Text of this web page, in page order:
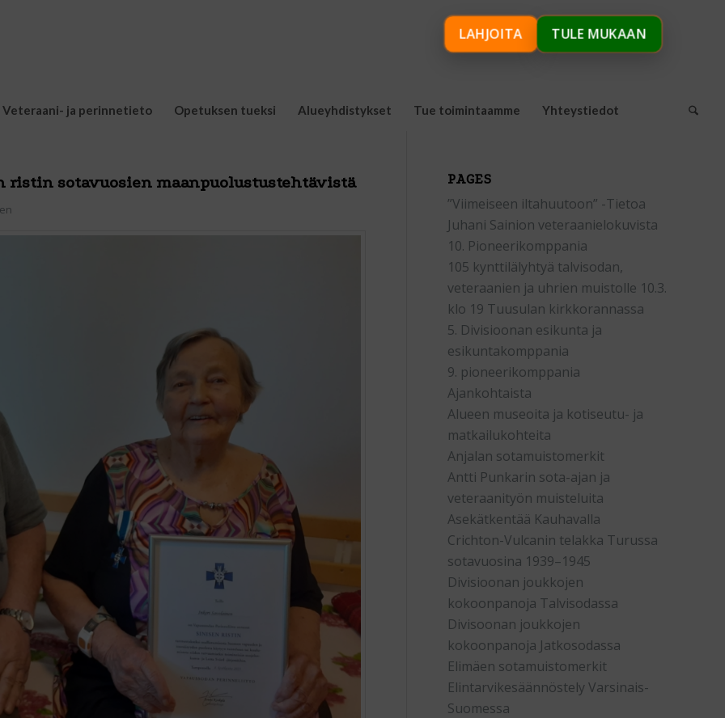
Veteraani- ja perinnetieto Opetuksen tueksi Alueyhdistykset Tue toimintaamme Yhteystiedot
sotavuosien maanpuolustustehtävistä PAGES
”Viimeiseen iltahuutoon” -Tietoa
Juhani Sainion veteraanielokuvista
10. Pioneerikomppania
105 kynttilälyhtyä talvisodan,
veteraanien ja uhrien muistolle 10.3.
klo 19 Tuusulan kirkkorannassa
5. Divisioonan esikunta ja
esikuntakomppania
9. pioneerikomppania
Ajankohtaista
Alueen museoita ja kotiseutu- ja
matkailukohteita
Anjalan sotamuistomerkit
Antti Punkarin sota-ajan ja
veteraanityön muisteluita
Asekätkentää Kauhavalla
Crichton-Vulcanin telakka Turussa
sotavuosina 1939–1945
Divisioonan joukkojen
kokoonpanoja Talvisodassa
Divisoonan joukkojen
kokoonpanoja Jatkosodassa
Elimäen sotamuistomerkit
Elintarvikesäännöstely Varsinais-
Suomessa
LAHJOITA TULE MUKAAN